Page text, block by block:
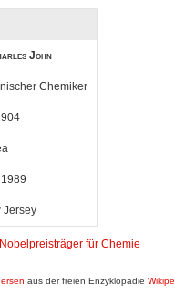
John
Chemiker
Jersey
Nobelpreisträger für Chemie
aus der freien Enzyklopädie